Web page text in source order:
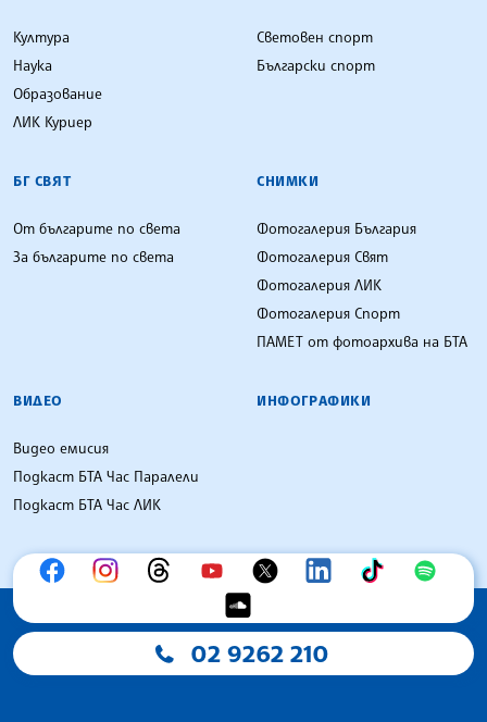
Култура
Наука
Образование
ЛИК Куриер
Световен спорт
Български спорт
БГ СВЯТ
От българите по света
За българите по света
СНИМКИ
Фотогалерия България
Фотогалерия Свят
Фотогалерия ЛИК
Фотогалерия Спорт
ПАМЕТ от фотоархива на БТА
ВИДЕО
Видео емисия
Подкаст БТА Час Паралели
Подкаст БТА Час ЛИК
ИНФОГРАФИКИ
02 9262 210